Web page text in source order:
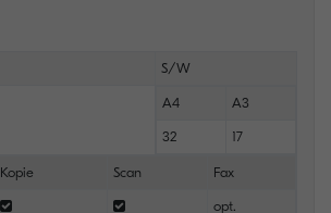
S/W
A4 A3
32 17
Kopie Scan Fax
opt.